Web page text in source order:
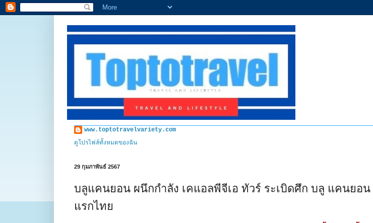
www.toptotravelvariety.com
ดูโปรไฟล์ทั้งหมดของฉัน
29 กุมภาพันธ์ 2567
บลูแคนยอน ผนึกกำลัง เคแอลพีจีเอ ทัวร์ ระเบิดศึก บลู แคนยอ
แรกไทย